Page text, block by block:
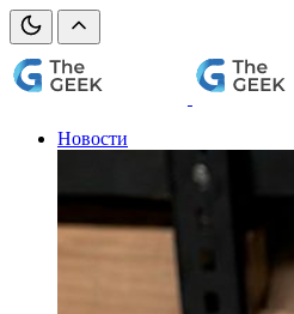
Новости